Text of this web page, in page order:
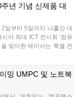
원하는 크리에이터와 개
년 기념 신제품 대
일부터 5일까지 나흘간 대
아 최대 ICT 전시회 '컴퓨
맞이한 에이서는 특별 전
탑재한 플래그십 게이밍
밍 UMPC 및 노트북